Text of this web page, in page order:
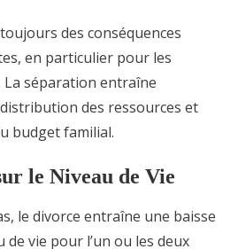
des conséquences
en particulier pour les
La séparation entraîne
des ressources et
budget familial.
le Niveau de Vie
le divorce entraîne une baisse
vie pour l’un ou les deux